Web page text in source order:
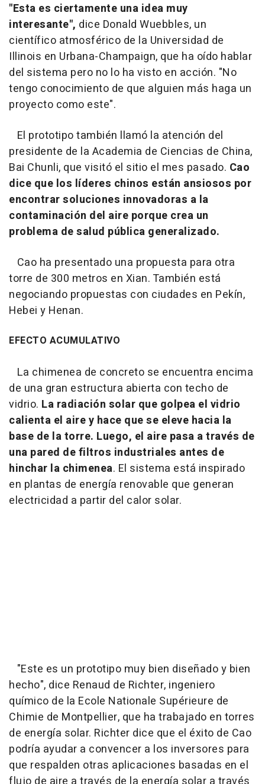
"Esta es ciertamente una idea muy
interesante", dice Donald Wuebbles, un
científico atmosférico de la Universidad de
Illinois en Urbana-Champaign, que ha oído hablar
del sistema pero no lo ha visto en acción. "No
tengo conocimiento de que alguien más haga un
proyecto como este".
El prototipo también llamó la atención del
presidente de la Academia de Ciencias de China,
Bai Chunli, que visitó el sitio el mes pasado. Cao
dice que los líderes chinos están ansiosos por
encontrar soluciones innovadoras a la
contaminación del aire porque crea un
problema de salud pública generalizado.
Cao ha presentado una propuesta para otra
torre de 300 metros en Xian. También está
negociando propuestas con ciudades en Pekín,
Hebei y Henan.
EFECTO ACUMULATIVO
La chimenea de concreto se encuentra encima
de una gran estructura abierta con techo de
vidrio. La radiación solar que golpea el vidrio
calienta el aire y hace que se eleve hacia la
base de la torre. Luego, el aire pasa a través de
una pared de filtros industriales antes de
hinchar la chimenea. El sistema está inspirado
en plantas de energía renovable que generan
electricidad a partir del calor solar.
"Este es un prototipo muy bien diseñado y bien
hecho", dice Renaud de Richter, ingeniero
químico de la Ecole Nationale Supérieure de
Chimie de Montpellier, que ha trabajado en torres
de energía solar. Richter dice que el éxito de Cao
podría ayudar a convencer a los inversores para
que respalden otras aplicaciones basadas en el